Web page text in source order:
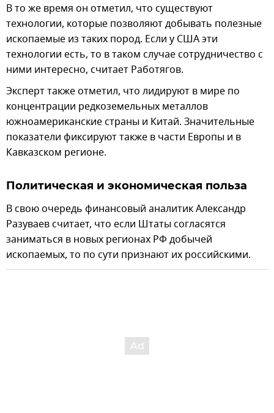
В то же время он отметил, что существуют
технологии, которые позволяют добывать полезные
ископаемые из таких пород. Если у США эти
технологии есть, то в таком случае сотрудничество с
ними интересно, считает Работягов.
Эксперт также отметил, что лидируют в мире по
концентрации редкоземельных металлов
южноамериканские страны и Китай. Значительные
показатели фиксируют также в части Европы и в
Кавказском регионе.
Политическая и экономическая польза
В свою очередь финансовый аналитик Александр
Разуваев считает, что если Штаты согласятся
заниматься в новых регионах РФ добычей
ископаемых, то по сути признают их российскими.